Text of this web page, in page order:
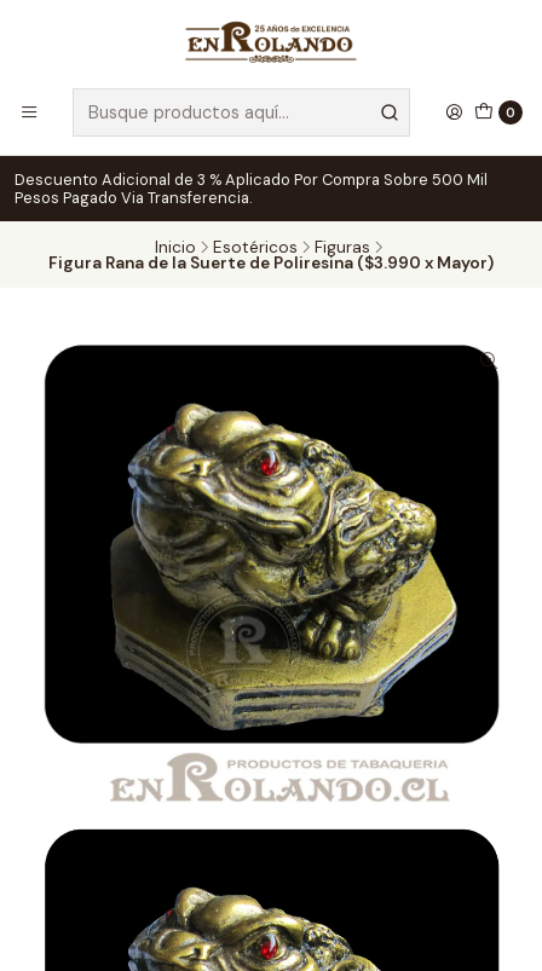
0
Descuento Adicional de 3 % Aplicado Por Compra Sobre 500 Mil
Pesos Pagado Via Transferencia.
Inicio Esotéricos Figuras
Figura Rana de la Suerte de Poliresina ($3.990 x Mayor)